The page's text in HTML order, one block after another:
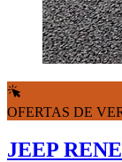
OFERTAS DE
JEEP